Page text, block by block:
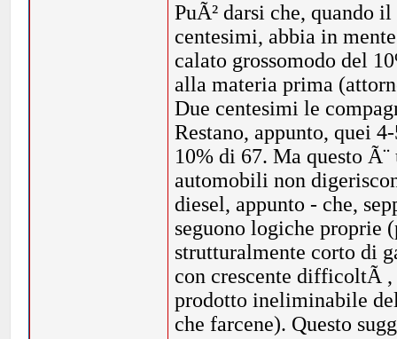
PuÃ² darsi che, quando
centesimi, abbia in
calato grossomodo del
alla materia prima
Due centesimi le
Restano, appunto, quei
10% di 67. Ma questo
automobili non
diesel, appunto - che,
seguono logiche proprie
strutturalmente corto di
con crescente difficoltÃ
prodotto ineliminabile
che farcene). Questo